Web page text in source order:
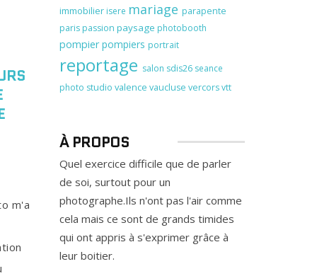
m'a
immobilier isere mariage parapente
paris passion paysage photobooth
pompierpompiers portrait
reportage salon sdis26 seance
photo studio valence vaucluse vercorsvtt
À PROPOS
Quel exercice difficile que de parler
de soi, surtout pour un
photographe.Ils n'ont pas l'air comme
cela mais ce sont de grands timides
qui ont appris à s'exprimer grâce à
leur boitier.